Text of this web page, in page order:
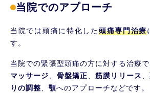
当院でのアプローチ
当院では頭痛に特化した頭痛専門治療
す。
当院での緊張型頭痛の方に対する治療で
マッサージ
骨盤矯正 、筋膜リリース 、
りの調整 、顎へのアプローチなどです。